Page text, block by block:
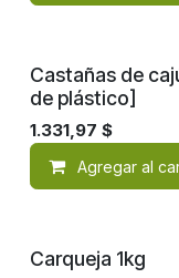
Castañas de
de plástico]
1.331,97 $
Agregar al
Carqueja 1kg